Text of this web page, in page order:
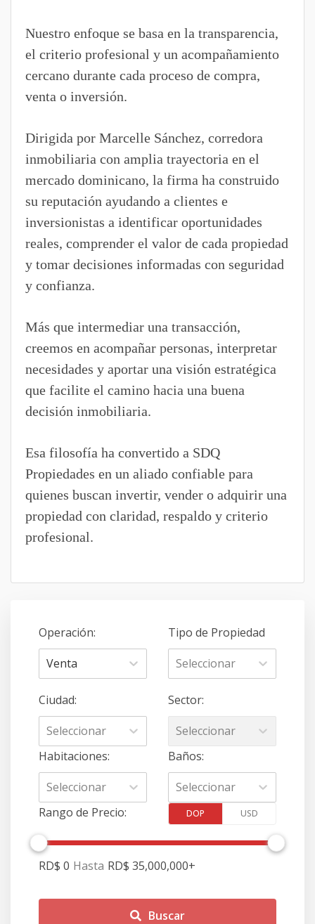
Nuestro enfoque se basa en la transparencia,
el criterio profesional y un acompañamiento
cercano durante cada proceso de compra,
venta o inversión.
Dirigida por Marcelle Sánchez, corredora
inmobiliaria con amplia trayectoria en el
mercado dominicano, la firma ha construido
su reputación ayudando a clientes e
inversionistas a identificar oportunidades
reales, comprender el valor de cada propiedad
y tomar decisiones informadas con seguridad
y confianza.
Más que intermediar una transacción,
creemos en acompañar personas, interpretar
necesidades y aportar una visión estratégica
que facilite el camino hacia una buena
decisión inmobiliaria.
Esa filosofía ha convertido a SDQ
Propiedades en un aliado confiable para
quienes buscan invertir, vender o adquirir una
propiedad con claridad, respaldo y criterio
profesional.
Operación:
Venta
Tipo de Propiedad
Seleccionar
Ciudad:
Seleccionar
Sector:
Seleccionar
Habitaciones:
Seleccionar
Baños:
Seleccionar
Rango de Precio: DOP USD
RD$ 0 Hasta RD$ 35,000,000+
Buscar